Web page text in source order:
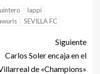
lappi
SEVILLA FC
Siguiente
Carlos Soler encaja en el
de «Champions»